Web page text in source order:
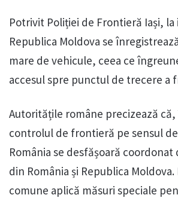
Potrivit Poliției de Frontieră Iași, la
Republica Moldova se
mare de vehicule, ceea ce
accesul spre punctul de trecere a
Autoritățile române precizează că,
controlul de frontieră pe sensul
România se desfășoară
din România și Republica
comune aplică măsuri speciale